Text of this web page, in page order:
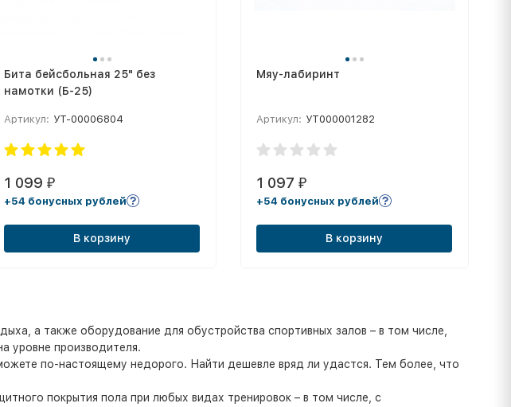
Бита бейсбольная 25" без
намотки (Б-25)
Артикул: УТ-00006804
1 099 ₽
+54 бонусных рублей
В корзину
Мяу-лабиринт
Артикул: УТ000001282
1 097 ₽
+54 бонусных рублей
В корзину
а также оборудование для обустройства спортивных залов – в том числе,
уровне производителя.
по-настоящему недорого. Найти дешевле вряд ли удастся. Тем более, что
покрытия пола при любых видах тренировок – в том числе, с